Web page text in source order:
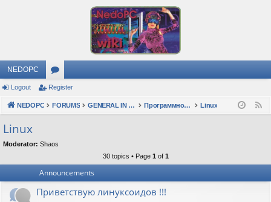
NEDOPC
or
u
s
Logout Register
NEDOPC FORUMS GENERAL IN RUSSIAN Программное обеспечение Linux
Linux
Moderator: Shaos
30 topics • Page 1 of 1
Announcements
Приветствую линуксоидов !!!